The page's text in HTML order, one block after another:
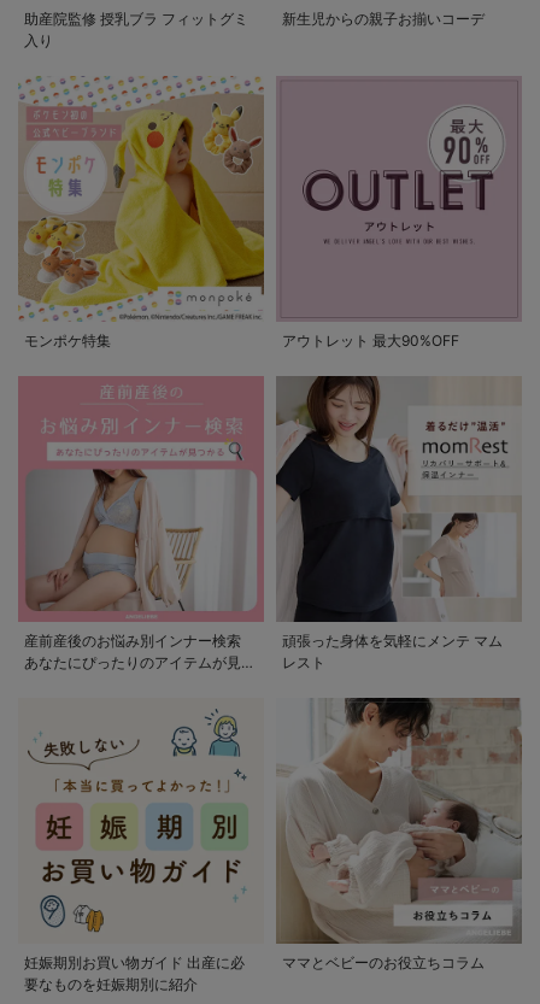
助産院監修 授乳ブラ フィットグミ
入り
新生児からの親子お揃いコーデ
モンポケ特集 アウトレット 最大90%OFF
産前産後のお悩み別インナー検索
あなたにぴったりのアイテムが見つ
頑張った身体を気軽にメンテ マム
レスト
妊娠期別お買い物ガイド 出産に必
要なものを妊娠期別に紹介
ママとベビーのお役立ちコラム